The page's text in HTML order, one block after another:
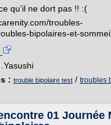
qu’il ne dort pas !! :(
troubles-
bipolaires-et-
: trouble bipolaire test / troubles
01 Journée